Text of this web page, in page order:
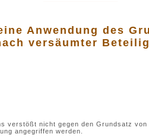
Anwendung des
versäumter
verstößt nicht gegen den Grundsatz
angegriffen werden.